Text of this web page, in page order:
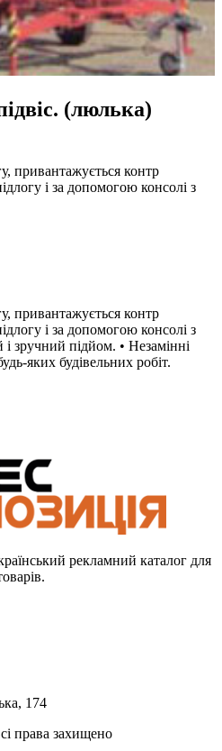
(люлька)
привантажується контр
і за допомогою консолі з
привантажується контр
і за допомогою консолі з
зручний підйом. • Незамінні
яких будівельних робіт.
рекламний каталог для
174
права захищено